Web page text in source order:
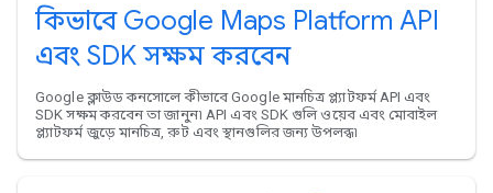
কিভাবে Google Maps Platform API
এবং SDK সক্ষম করবেন
Google ক্লাউড কনসোলে কীভাবে Google মানচিত্র প্ল্যাটফর্ম API এবং
SDK সক্ষম করবেন তা জানুন৷ API এবং SDK গুলি ওয়েব এবং মোবাইল
প্ল্যাটফর্ম জুড়ে মানচিত্র, রুট এবং স্থানগুলির জন্য উপলব্ধ৷